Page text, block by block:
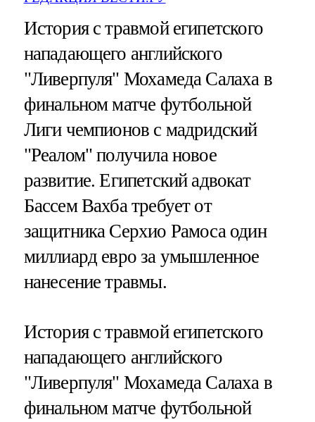
История с травмой египетского
нападающего английского
"Ливерпуля" Мохамеда Салаха в
финальном матче футбольной
Лиги чемпионов с мадридский
"Реалом" получила новое
развитие. Египетский адвокат
Бассем Вахба требует от
защитника Серхио Рамоса один
миллиард евро за умышленное
нанесение травмы.
История с травмой египетского
нападающего английского
"Ливерпуля" Мохамеда Салаха в
финальном матче футбольной